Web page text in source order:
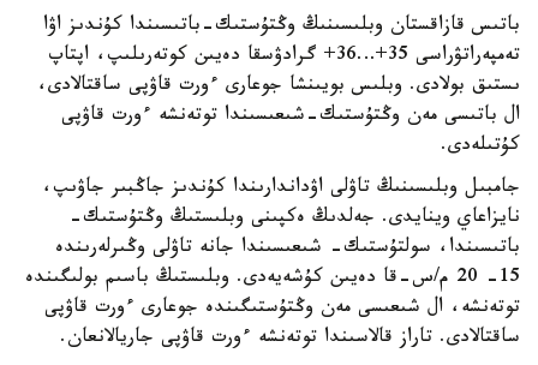
باتىس قازاقستان وبلىسىنىڭ وڭتۇستىك-باتىسىندا كۇندىز اۋا
تەمپەراتۋراسى 35+…36+ گرادۋسقا دەيىن كوتەرىلىپ، اپتاپ
ىستىق بولادى. وبلىس بويىنشا جوعارى ءورت قاۋپى ساقتالادى،
ال باتىسى مەن وڭتۇستىك-شىعىسىندا توتەنشە ءورت قاۋپى
كۇتىلەدى.
جامبىل وبلىسىنىڭ تاۋلى اۋداندارىندا كۇندىز جاڭبىر جاۋىپ،
نايزاعاي وينايدى. جەلدىڭ ەكپىنى وبلىستىڭ وڭتۇستىك-
باتىسىندا، سولتۇستىك- شىعىسىندا جانە تاۋلى وڭىرلەرىندە
15- 20 م/س-قا دەيىن كۇشەيەدى. وبلىستىڭ باسىم بولىگىندە
توتەنشە، ال شىعىسى مەن وڭتۇستىگىندە جوعارى ءورت قاۋپى
ساقتالادى. تاراز قالاسىندا توتەنشە ءورت قاۋپى جاريالانعان.